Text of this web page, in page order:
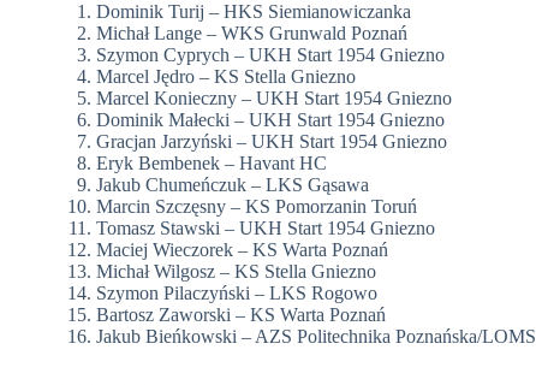
Dominik Turij – HKS Siemianowiczanka
Michał Lange – WKS Grunwald Poznań
Szymon Cyprych – UKH Start 1954 Gniezno
Marcel Jędro – KS Stella Gniezno
Marcel Konieczny – UKH Start 1954 Gniezno
Dominik Małecki – UKH Start 1954 Gniezno
Gracjan Jarzyński – UKH Start 1954 Gniezno
Eryk Bembenek – Havant HC
Jakub Chumeńczuk – LKS Gąsawa
Marcin Szczęsny – KS Pomorzanin Toruń
Tomasz Stawski – UKH Start 1954 Gniezno
Maciej Wieczorek – KS Warta Poznań
Michał Wilgosz – KS Stella Gniezno
Szymon Pilaczyński – LKS Rogowo
Bartosz Zaworski – KS Warta Poznań
Jakub Bieńkowski – AZS Politechnika Poznańska/LOMS